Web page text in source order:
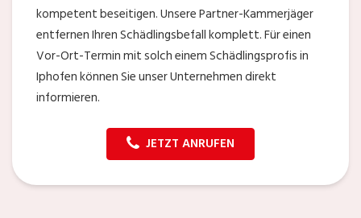
kompetent beseitigen. Unsere Partner-Kammerjäger
entfernen Ihren Schädlingsbefall komplett. Für einen
Vor-Ort-Termin mit solch einem Schädlingsprofis in
Iphofen können Sie unser Unternehmen direkt
informieren.
JETZT ANRUFEN